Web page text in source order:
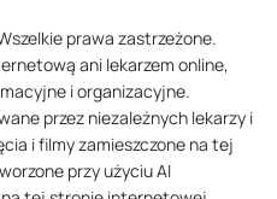
prawa zastrzeżone.
ani lekarzem online,
i organizacyjne.
przez niezależnych lekarzy i
i filmy zamieszczone na tej
przy użyciu AI